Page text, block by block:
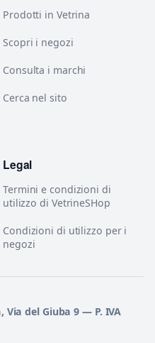
Prodotti in Vetrina
Scopri i negozi
Consulta i marchi
Cerca nel sito
Legal
Termini e condizioni di
utilizzo di VetrineSHop
Condizioni di utilizzo per i
negozi
Via del Giuba 9 — P. IVA